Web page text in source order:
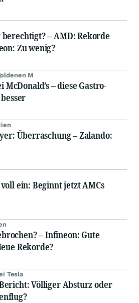
berechtigt? – AMD: Rekorde
Zu wenig?
M
– diese Gastro-
Überraschung – Zalando:
ein: Beginnt jetzt AMCs
– Infineon: Gute
Rekorde?
Tesla
Völliger Absturz oder